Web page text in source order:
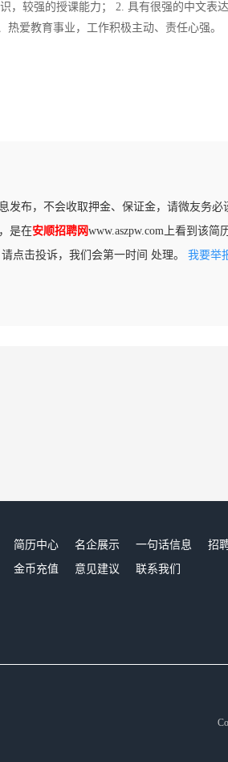
，较强的授课能力； 2. 具有很强的中文表
热爱教育事业，工作积极主动、责任心强。
发布，不会收取押金、保证金，请微友务必
是在安顺招聘网www.aszpw.com上看到该简
点击投诉，我们会第一时间 处理。 我要举
简历中心 名企展示 一句话信息 招
金币充值 意见建议 联系我们